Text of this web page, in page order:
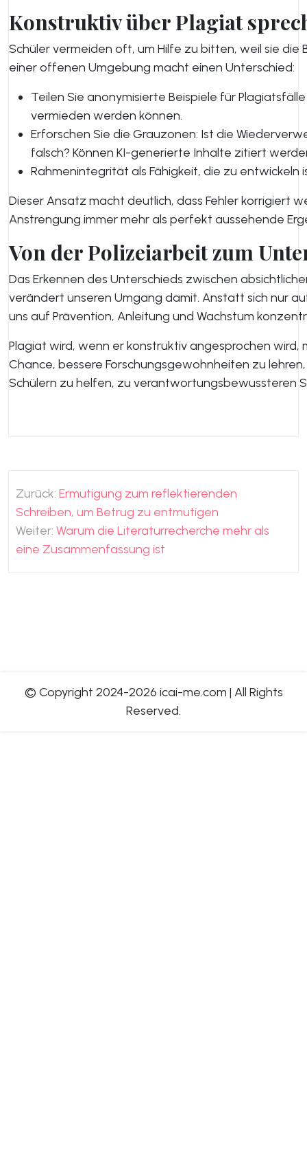
Konstruktiv über Plagiat
Schüler vermeiden oft, um Hilfe zu bitten, weil sie
einer offenen Umgebung macht einen Unterschied:
Teilen Sie anonymisierte Beispiele für
vermieden werden können.
Erforschen Sie die Grauzonen: Ist die
falsch? Können KI-generierte Inhalte zitiert
Rahmenintegrität als Fähigkeit, die zu entwickeln
Dieser Ansatz macht deutlich, dass Fehler korrigiert
Anstrengung immer mehr als perfekt aussehende
Von der Polizeiarbeit zum
Das Erkennen des Unterschieds zwischen
verändert unseren Umgang damit. Anstatt sich nur
uns auf Prävention, Anleitung und Wachstum
Plagiat wird, wenn er konstruktiv angesprochen wird,
Chance, bessere Forschungsgewohnheiten zu
Schülern zu helfen, zu verantwortungsbewussteren
Beitragsnavigation
Zurück: Ermutigung zum reflektierenden
Schreiben, um Betrug zu entmutigen
Weiter: Warum die Literaturrecherche mehr als
eine Zusammenfassung ist
© Copyright 2024-2026 icai-me.com | All Rights
Reserved.